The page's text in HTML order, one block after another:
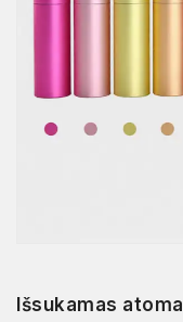
Išsukamas